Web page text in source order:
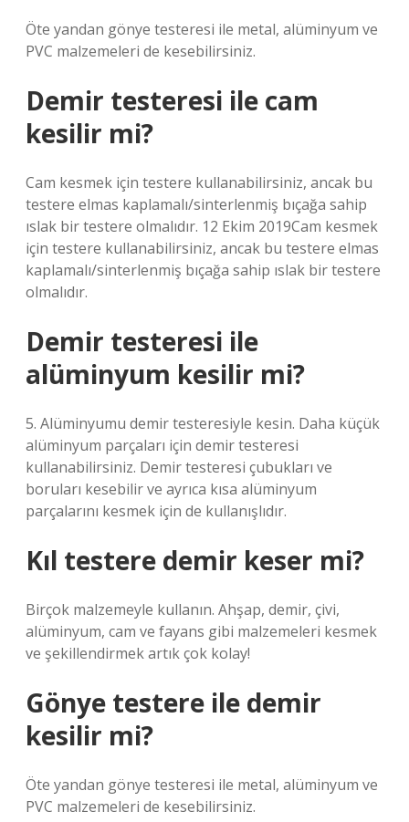
Öte yandan gönye testeresi ile metal, alüminyum ve
PVC malzemeleri de kesebilirsiniz.
Demir testeresi ile cam
kesilir mi?
Cam kesmek için testere kullanabilirsiniz, ancak bu
testere elmas kaplamalı/sinterlenmiş bıçağa sahip
ıslak bir testere olmalıdır. 12 Ekim 2019Cam kesmek
için testere kullanabilirsiniz, ancak bu testere elmas
kaplamalı/sinterlenmiş bıçağa sahip ıslak bir testere
olmalıdır.
Demir testeresi ile
alüminyum kesilir mi?
5. Alüminyumu demir testeresiyle kesin. Daha küçük
alüminyum parçaları için demir testeresi
kullanabilirsiniz. Demir testeresi çubukları ve
boruları kesebilir ve ayrıca kısa alüminyum
parçalarını kesmek için de kullanışlıdır.
Kıl testere demir keser mi?
Birçok malzemeyle kullanın. Ahşap, demir, çivi,
alüminyum, cam ve fayans gibi malzemeleri kesmek
ve şekillendirmek artık çok kolay!
Gönye testere ile demir
kesilir mi?
Öte yandan gönye testeresi ile metal, alüminyum ve
PVC malzemeleri de kesebilirsiniz.